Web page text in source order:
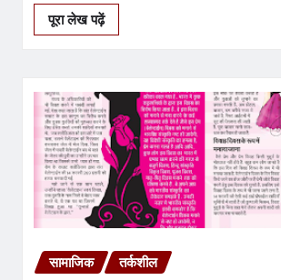
पूरा लेख पढ़ें
सामाजिक तर्कशील